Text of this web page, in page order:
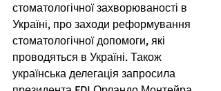
стоматологічної захворюваності в
Україні, про заходи реформування
стоматологічної допомоги, які
проводяться в Україні. Також
українська делегація запросила